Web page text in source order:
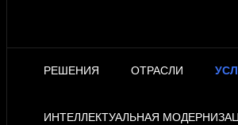
РЕШЕНИЯ ОТРАСЛИ
ИНТЕЛЛЕКТУАЛЬНАЯ